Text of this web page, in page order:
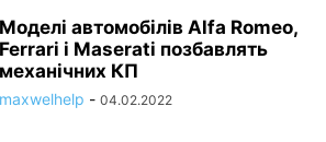
Моделі автомобілів Alfa Romeo,
Ferrari і Maserati позбавлять
механічних КП
maxwelhelp - 04.02.2022